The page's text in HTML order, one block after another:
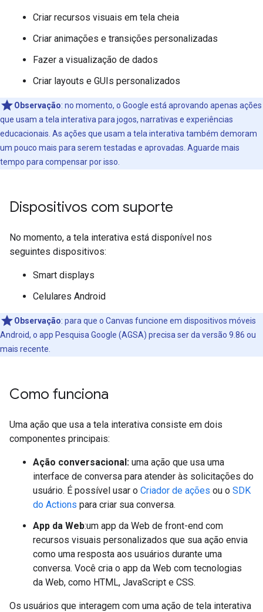
Criar recursos visuais em tela cheia
Criar animações e transições personalizadas
Fazer a visualização de dados
Criar layouts e GUIs personalizados
Observação: no momento, o Google está aprovando apenas ações
que usam a tela interativa para jogos, narrativas e experiências
educacionais. As ações que usam a tela interativa também demoram
um pouco mais para serem testadas e aprovadas. Aguarde mais
tempo para compensar por isso.
Dispositivos com suporte
No momento, a tela interativa está disponível nos
seguintes dispositivos:
Smart displays
Celulares Android
Observação: para que o Canvas funcione em dispositivos móveis
Android, o app Pesquisa Google (AGSA) precisa ser da versão 9.86 ou
mais recente.
Como funciona
Uma ação que usa a tela interativa consiste em dois
componentes principais:
Ação conversacional: uma ação que usa uma
interface de conversa para atender às solicitações do
usuário. É possível usar o Criador de ações ou o SDK
do Actions para criar sua conversa.
App da Web:um app da Web de front-end com
recursos visuais personalizados que sua ação envia
como uma resposta aos usuários durante uma
conversa. Você cria o app da Web com tecnologias
da Web, como HTML, JavaScript e CSS.
Os usuários que interagem com uma ação de tela interativa